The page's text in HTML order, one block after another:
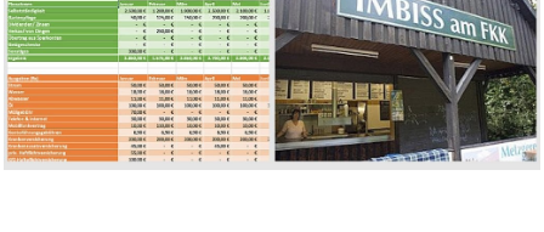
Idiocracy: Denken und Handeln
...